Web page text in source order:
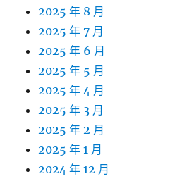
2025 年 8 月
2025 年 7 月
2025 年 6 月
2025 年 5 月
2025 年 4 月
2025 年 3 月
2025 年 2 月
2025 年 1 月
2024 年 12 月